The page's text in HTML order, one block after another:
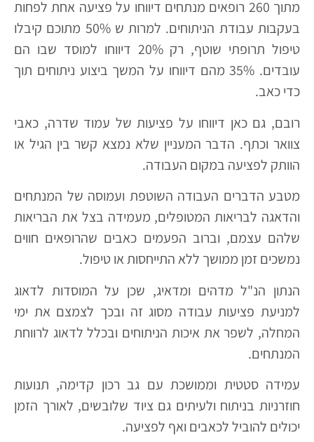
מתוך 260 רופאים מנתחים דיווחו על פציעה אחת לפחות
בעקבות עבודת הניתוחים. למרות ש 50% מתוכם קיבלו
טיפול תרופתי שוטף, רק 20% דיווחו למוסד שבו הם
עובדים. 35% מהם דיווחו על המשך ביצוע ניתוחים תוך
כדי כאב.
רובם, גם כאן דיווחו על פציעות של עמוד שדרה, כאבי
צוואר וכתף. הדבר המעניין שלא נמצא קשר בין הגיל או
הוותק לפציעה במקום העבודה.
מטבע הדברים העבודה השוטפת ועמוסה של המנתחים
והדאגה לבריאות המטופלים, מעמידה בצל את הבריאות
שלהם עצמם, וברוב הפעמים כאבים שהרופאים חווים
נמשכים זמן ממושך ללא התייחסות או טיפול.
הנתון הנ"ל מדהים ומדאיג, שכן על המוסדות לדאוג
למניעת פציעות עבודה מסוג זה ובכך לצמצם את ימי
המחלה, לשפר את איכות הניתוחים ובכלל לדאוג לרווחת
המנתחים.
עמידה סטטית וממושכת עם גב רכון קדימה, תנועות
חוזרניות בניתוח ולעיתים גם ציוד שלובשים, לאורך הזמן
יכולים להוביל לכאבים ואף לפציעה.